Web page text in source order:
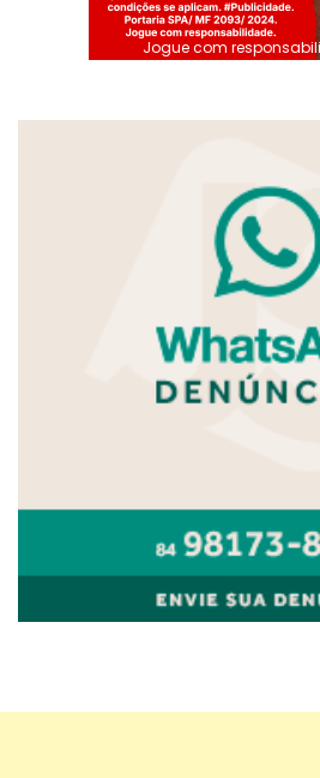
Jogue com